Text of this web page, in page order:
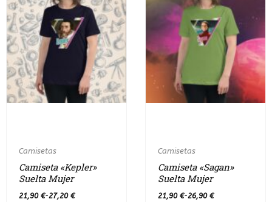
Camisetas
Camiseta «Kepler»
Suelta Mujer
21,90 €-27,20 €
Camisetas
Camiseta «Sagan»
Suelta Mujer
21,90 €-26,90 €